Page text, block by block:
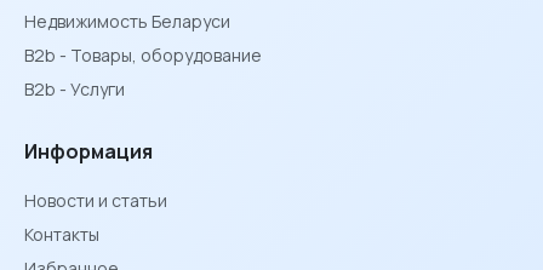
Недвижимость Беларуси
B2b - Товары, оборудование
B2b - Услуги
Информация
Новости и статьи
Контакты